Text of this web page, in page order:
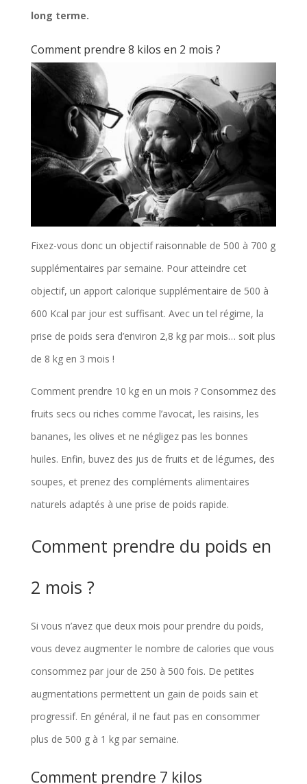
long terme.
Comment prendre 8 kilos en 2 mois ?
Fixez-vous donc un objectif raisonnable de 500 à 700 g
supplémentaires par semaine. Pour atteindre cet
objectif, un apport calorique supplémentaire de 500 à
600 Kcal par jour est suffisant. Avec un tel régime, la
prise de poids sera d’environ 2,8 kg par mois… soit plus
de 8 kg en 3 mois !
Comment prendre 10 kg en un mois ? Consommez des
fruits secs ou riches comme l’avocat, les raisins, les
bananes, les olives et ne négligez pas les bonnes
huiles. Enfin, buvez des jus de fruits et de légumes, des
soupes, et prenez des compléments alimentaires
naturels adaptés à une prise de poids rapide.
Comment prendre du poids en
2 mois ?
Si vous n’avez que deux mois pour prendre du poids,
vous devez augmenter le nombre de calories que vous
consommez par jour de 250 à 500 fois. De petites
augmentations permettent un gain de poids sain et
progressif. En général, il ne faut pas en consommer
plus de 500 g à 1 kg par semaine.
Comment prendre 7 kilos